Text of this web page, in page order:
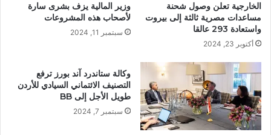
الخارجية تعلن وصول شحنة
مساعدات مصرية ثالثة إلى بيروت
واستعادة 293 عالقا
أكتوبر 23, 2024
وزير المالية يزف بشرى سارة
لأصحاب هذه المشروعات
سبتمبر 11, 2024
وكالة ستاندرد آند بورز ترفع
التصنيف الائتماني السيادي للأردن
طويل الأجل إلى BB
سبتمبر 7, 2024